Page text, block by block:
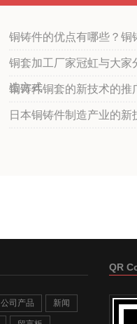
铜铸件的优点有哪些？铜
铜套加工厂家冠虹与大
造方式
铜铸件铜套的新技术的推
日本铜铸件制造产业的新
公司产品 新闻
QR